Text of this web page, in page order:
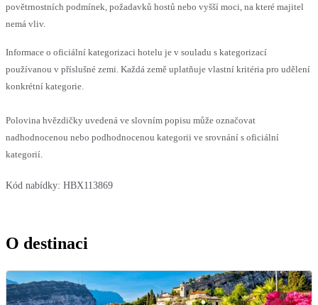
povětrnostních podmínek, požadavků hostů nebo vyšší moci, na které majitel
nemá vliv.
Informace o oficiální kategorizaci hotelu je v souladu s kategorizací
používanou v příslušné zemi. Každá země uplatňuje vlastní kritéria pro udělení
konkrétní kategorie.
Polovina hvězdičky uvedená ve slovním popisu může označovat
nadhodnocenou nebo podhodnocenou kategorii ve srovnání s oficiální
kategorií.
Kód nabídky: HBX113869
O destinaci